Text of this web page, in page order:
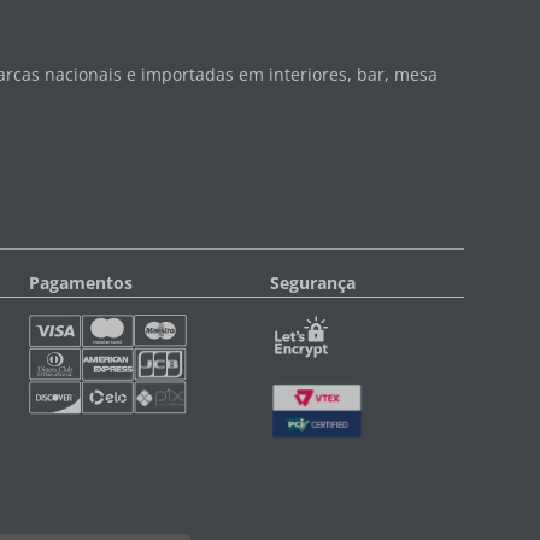
nacionais e importadas em interiores, bar, mesa
Pagamentos Segurança